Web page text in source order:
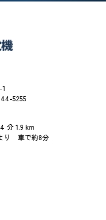
5255
分 1.9 km
り 車で約8分